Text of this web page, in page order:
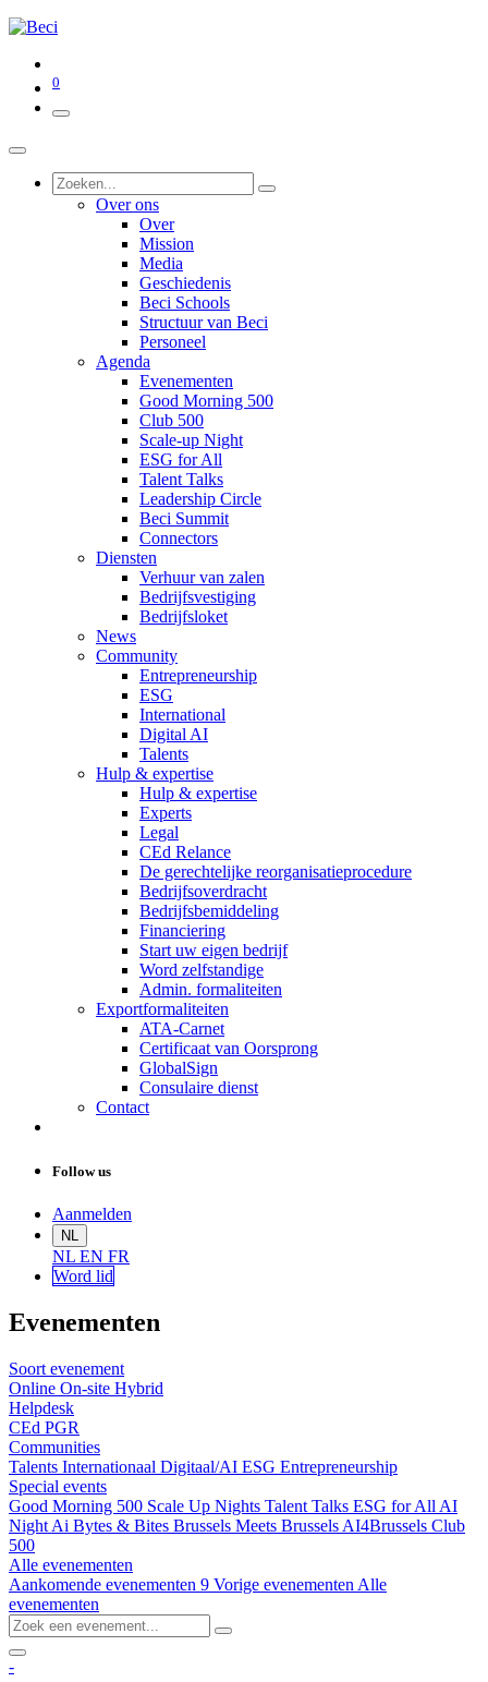
0
Over ons
Over
Mission
Media
Geschiedenis
Beci Schools
Structuur van Beci
Personeel
Agenda
Evenementen
Good Morning 500
Club 500
Scale-up Night
ESG for All
Talent Talks
Leadership Circle
Beci Summit
Connectors
Diensten
Verhuur van zalen
Bedrijfsvestiging
Bedrijfsloket
News
Community
Entrepreneurship
ESG
International
Digital AI
Talents
Hulp & expertise
Hulp & expertise
Experts
Legal
CEd Relance
De gerechtelijke reorganisatieprocedure
Bedrijfsoverdracht
Bedrijfsbemiddeling
Financiering
Start uw eigen bedrijf
Word zelfstandige
Admin. formaliteiten
Exportformaliteiten
ATA-Carnet
Certificaat van Oorsprong
GlobalSign
Consulaire dienst
Contact
Follow us
Aanmelden
NL
NL EN FR
Word lid
Evenementen
Soort evenement
Online On-site Hybrid
Helpdesk
CEd PGR
Communities
Talents Internationaal Digitaal/AI ESG Entrepreneurship
Special events
Good Morning 500 Scale Up Nights Talent Talks ESG for All AI
Night Ai Bytes & Bites Brussels Meets Brussels AI4Brussels Club
500
Alle evenementen
Aankomende evenementen 9 Vorige evenementen Alle
evenementen
-